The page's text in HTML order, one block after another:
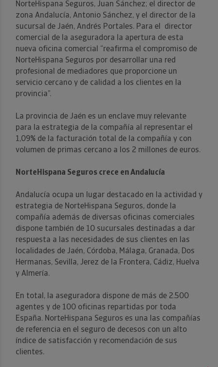
NorteHispana Seguros, Juan Sánchez; el director de
zona Andalucía, Antonio Sánchez, y el director de la
sucursal de Jaén, Andrés Portales. Para el director
comercial de la aseguradora la apertura de esta
nueva oficina comercial “reafirma el compromiso de
NorteHispana Seguros por desarrollar una red
profesional de mediadores que proporcione un
servicio cercano y de calidad a los clientes en la
provincia”.
La provincia de Jaén es un enclave muy relevante
para la estrategia de la compañía al representar el
1,09% de la facturación total de la compañía y con
volumen de primas cercano a los 2 millones de euros.
NorteHispana Seguros crece en Andalucía
Andalucía ocupa un lugar destacado en la actividad y
estrategia de NorteHispana Seguros, donde la
compañía además de diversas oficinas comerciales
dispone también de 10 sucursales destinadas a dar
respuesta a las necesidades de sus clientes en las
localidades de Jaén, Córdoba, Málaga, Granada, Dos
Hermanas, Sevilla, Jerez de la Frontera, Cádiz, Huelva
y Almería.
En total, la aseguradora dispone de más de 2.500
agentes y de 100 oficinas repartidas por toda
España. NorteHispana Seguros es una las compañías
de referencia en el seguro de decesos con un alto
índice de satisfacción y recomendación de sus
clientes.